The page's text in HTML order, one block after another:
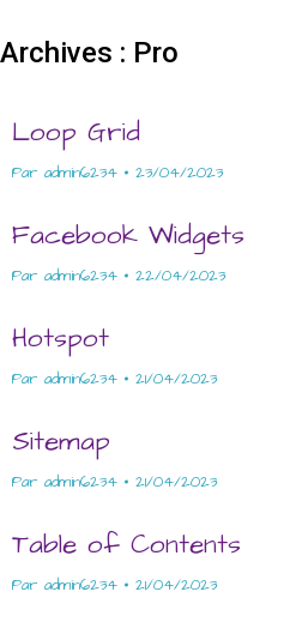
Archives : Pro
Loop Grid
Par admin6234 23/04/2023
Facebook Widgets
Par admin6234 22/04/2023
Hotspot
Par admin6234 21/04/2023
Sitemap
Par admin6234 21/04/2023
Table of Contents
Par admin6234 21/04/2023